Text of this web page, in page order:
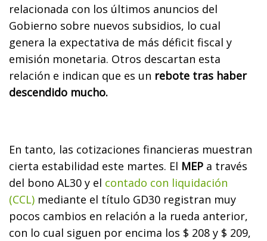
relacionada con los últimos anuncios del
Gobierno sobre nuevos subsidios, lo cual
genera la expectativa de más déficit fiscal y
emisión monetaria. Otros descartan esta
relación e indican que es un rebote tras haber
descendido mucho.
En tanto, las cotizaciones financieras muestran
cierta estabilidad este martes. El MEP a través
del bono AL30 y el contado con liquidación
(CCL) mediante el título GD30 registran muy
pocos cambios en relación a la rueda anterior,
con lo cual siguen por encima los $ 208 y $ 209,